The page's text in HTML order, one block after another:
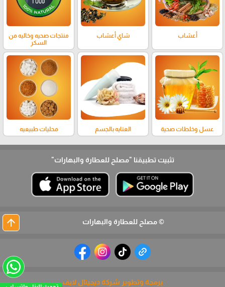
أعشاب شاي أعشاب
منتجات صحيه وخاليه من
السكر
عسل وخلطات صحية العنايه بالجسم محليات طبيعيه
تثبيت تطبيقنا "مصلح للعطارة والبهارات"
© مصلح للعطارة والبهارات arrow_upward
برمجة وتطوير شركة ديجيتال لايف